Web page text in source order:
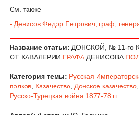
См. также:
- Денисов Федор Петрович, граф,
Название статьи: ДОНСКОЙ, № 11-го
ОТ КАВАЛЕРИИ ГРАФА ДЕНИСОВА
Категория темы: Русская
полков Казачество Донское казачество
Русско-Турецкая война 1877-78 гг.